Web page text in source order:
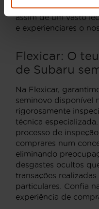
visitar-nos na
assim de um vasto
e experienciares o
Flexicar: O
de Subaru
Na Flexicar,
seminovo disponível
rigorosamente
técnica
processo de
comprares num
eliminando
desgastes ocultos
transações
particulares. Confia
experiência de